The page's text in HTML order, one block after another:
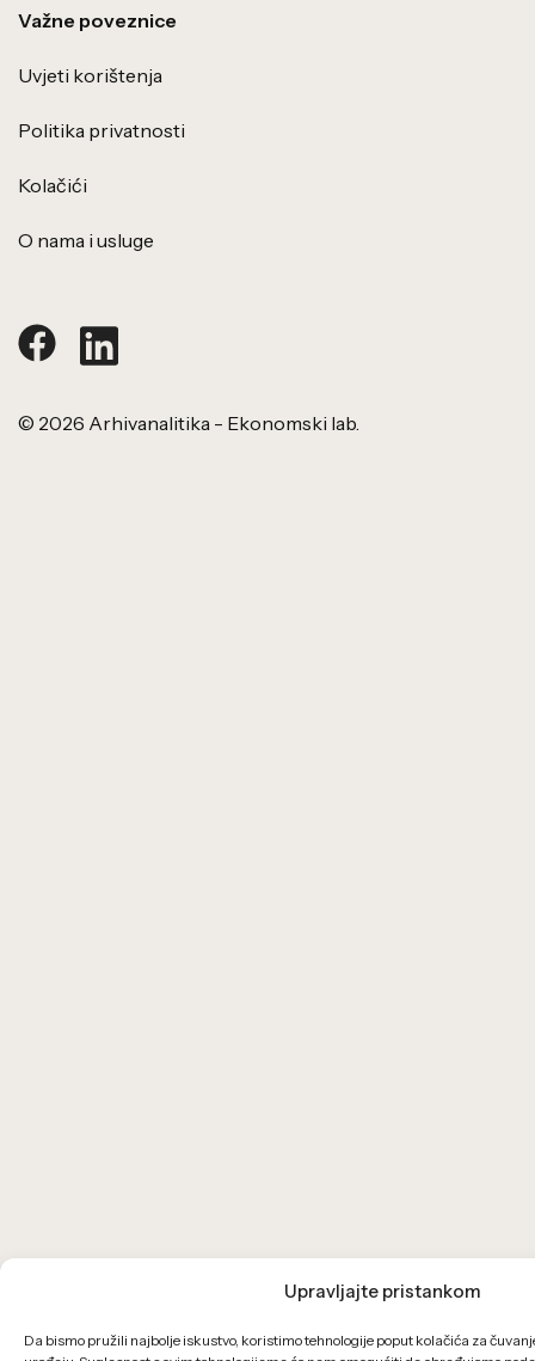
Upravljajte pristankom
Da bismo pružili najbolje iskustvo, koristimo tehnologije poput kolačića za
Važne poveznice
Uvjeti korištenja
Politika privatnosti
Kolačići
O nama i usluge
© 2026 Arhivanalitika - Ekonomski lab.